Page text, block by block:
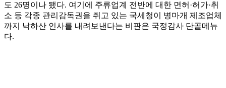
도 26명이나 됐다. 여기에 주류업계 전반에 대한 면허·허가·취
소 등 각종 관리감독권을 쥐고 있는 국세청이 병마개 제조업체
까지 낙하산 인사를 내려보낸다는 비판은 국정감사 단골메뉴
다.